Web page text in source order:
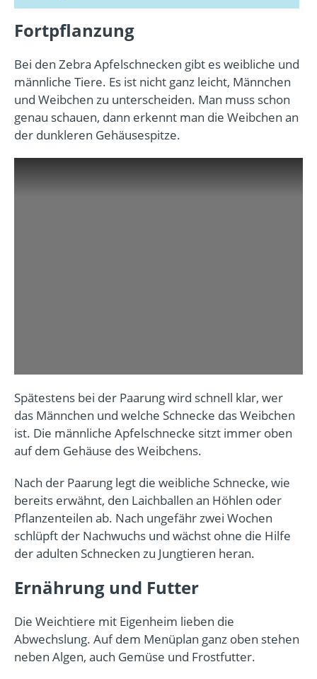
Fortpflanzung
Bei den Zebra Apfelschnecken gibt es weibliche und
männliche Tiere. Es ist nicht ganz leicht, Männchen
und Weibchen zu unterscheiden. Man muss schon
genau schauen, dann erkennt man die Weibchen an
der dunkleren Gehäusespitze.
Spätestens bei der Paarung wird schnell klar, wer
das Männchen und welche Schnecke das Weibchen
ist. Die männliche Apfelschnecke sitzt immer oben
auf dem Gehäuse des Weibchens.
Nach der Paarung legt die weibliche Schnecke, wie
bereits erwähnt, den Laichballen an Höhlen oder
Pflanzenteilen ab. Nach ungefähr zwei Wochen
schlüpft der Nachwuchs und wächst ohne die Hilfe
der adulten Schnecken zu Jungtieren heran.
Ernährung und Futter
Die Weichtiere mit Eigenheim lieben die
Abwechslung. Auf dem Menüplan ganz oben stehen
neben Algen, auch Gemüse und Frostfutter.